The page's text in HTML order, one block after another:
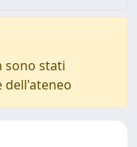
sono stati
dell'ateneo